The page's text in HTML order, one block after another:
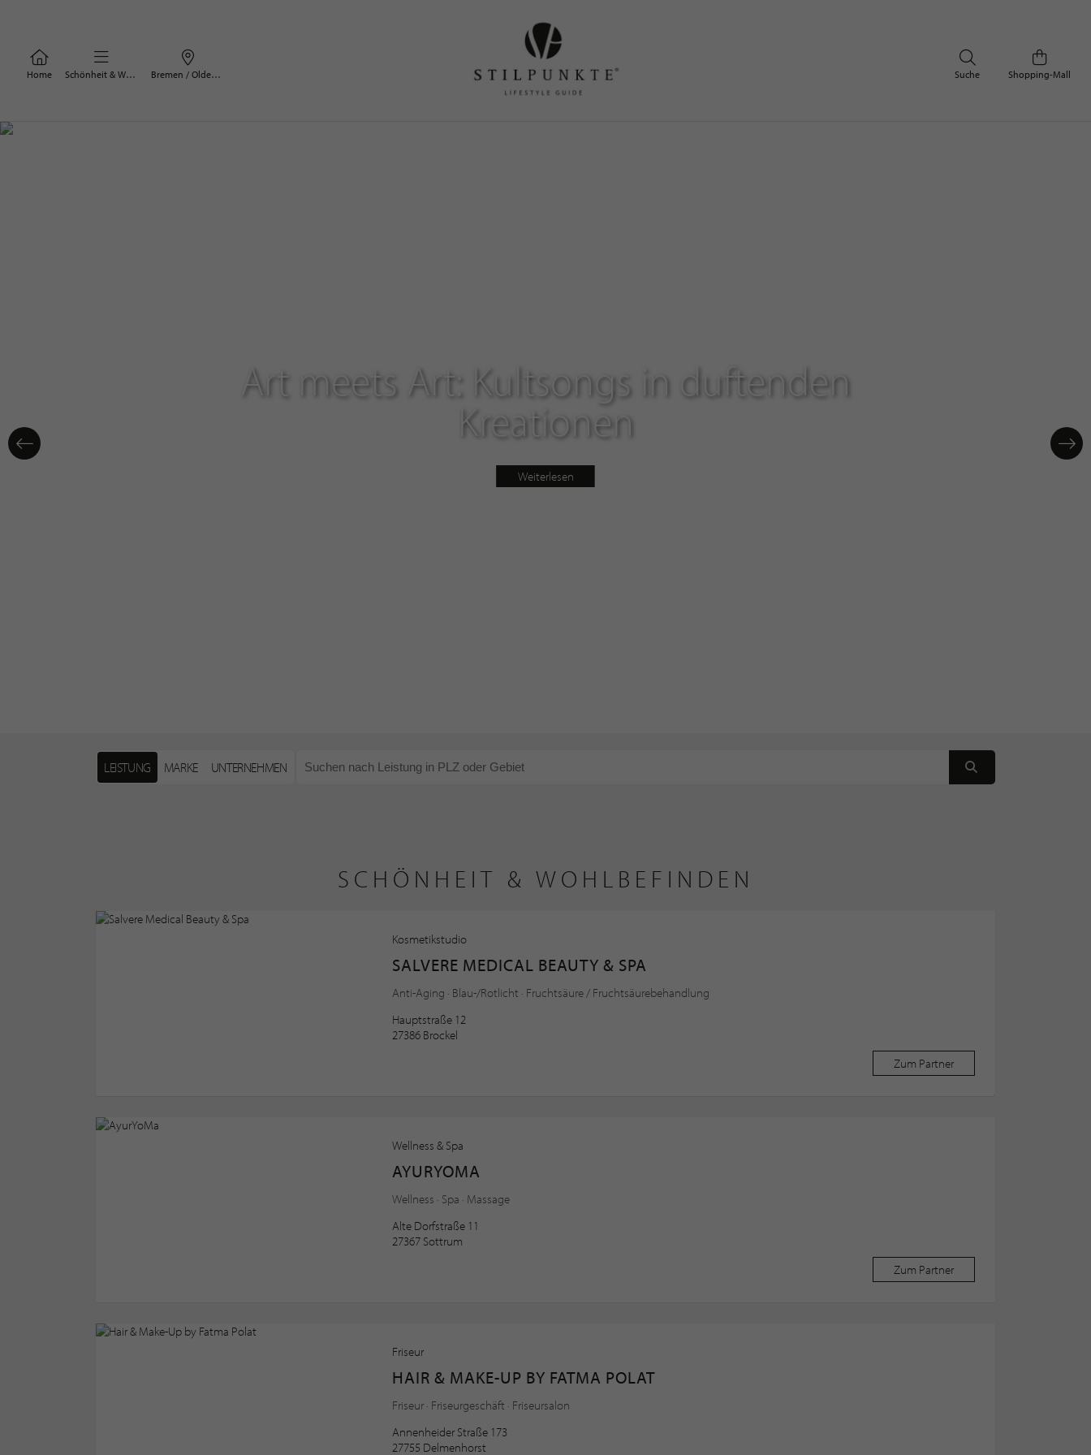
Home Schönheit & Wohlbefinden Bremen / Oldenburg Shopping-Mall
Suche
Art meets Art: Kultsongs in duftenden
Kreationen
Weiterlesen
LEISTUNG MARKE UNTERNEHMEN
SCHÖNHEIT & WOHLBEFINDEN
Kosmetikstudio
SALVERE MEDICAL BEAUTY & SPA
Anti-Aging · Blau-/Rotlicht · Fruchtsäure / Fruchtsäurebehandlung
Hauptstraße 12
27386 Brockel
Zum Partner
Wellness & Spa
AYURYOMA
Wellness · Spa · Massage
Alte Dorfstraße 11
27367 Sottrum
Zum Partner
Friseur
HAIR & MAKE-UP BY FATMA POLAT
Friseur · Friseurgeschäft · Friseursalon
Annenheider Straße 173
27755 Delmenhorst